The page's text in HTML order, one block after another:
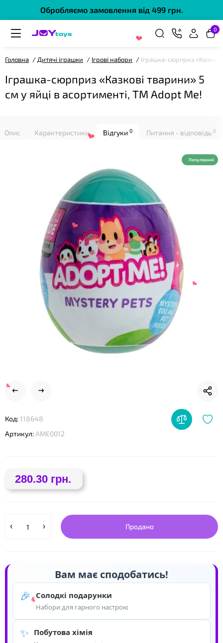
Обробляємо замовлення від 499 грн.
0
Головна Дитячі іграшки Ігрові набори Іграшка-сюрприз
Іграшка-сюрприз «Казкові тварини» 5
см у яйці в асортименті, ТМ Adopt Me!
Опис Характеристики Відгуки 0 Питання - відповідь 0
Популярний
Код:118648
Артикул:AME0012
280.30 грн.
Продано
Вам має сподобатись!
🎉 Солодкі подарунки
Набори для гарного настрою
✨ Побутова хімія
❤
❤